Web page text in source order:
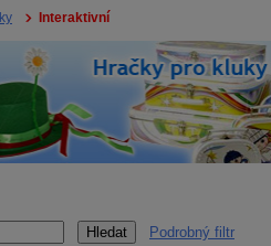
Interaktivní
Podrobný filtr